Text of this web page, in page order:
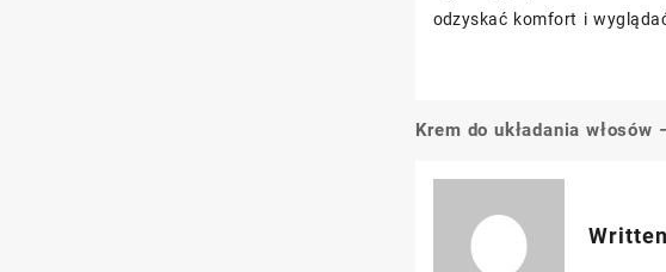
odzyskać komfort i
Nawigacja
wpisu
Krem do układania włosów